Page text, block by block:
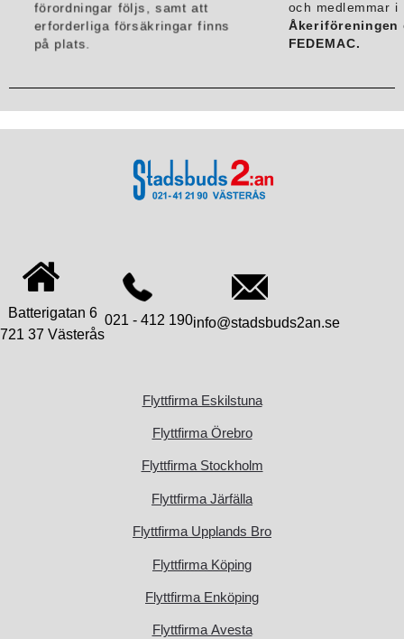
förordningar följs, samt att
erforderliga försäkringar finns
på plats.
och medlemmar i
Åkeriföreningen
FEDEMAC.
Batterigatan 6
721 37 Västerås
021 - 412 190info@stadsbuds2an.se
Flyttfirma Eskilstuna
Flyttfirma Örebro
Flyttfirma Stockholm
Flyttfirma Järfälla
Flyttfirma Upplands Bro
Flyttfirma Köping
Flyttfirma Enköping
Flyttfirma Avesta